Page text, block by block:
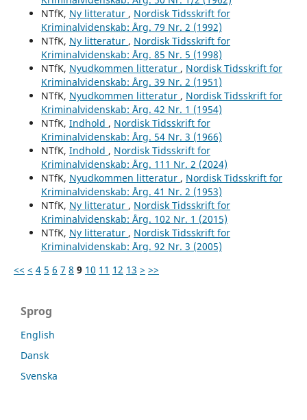
NTfK, Ny litteratur , Nordisk Tidsskrift for
Kriminalvidenskab: Årg. 79 Nr. 2 (1992)
NTfK, Ny litteratur , Nordisk Tidsskrift for
Kriminalvidenskab: Årg. 85 Nr. 5 (1998)
NTfK, Nyudkommen litteratur , Nordisk Tidsskrift for
Kriminalvidenskab: Årg. 39 Nr. 2 (1951)
NTfK, Nyudkommen litteratur , Nordisk Tidsskrift for
Kriminalvidenskab: Årg. 42 Nr. 1 (1954)
NTfK, Indhold , Nordisk Tidsskrift for
Kriminalvidenskab: Årg. 54 Nr. 3 (1966)
NTfK, Indhold , Nordisk Tidsskrift for
Kriminalvidenskab: Årg. 111 Nr. 2 (2024)
NTfK, Nyudkommen litteratur , Nordisk Tidsskrift for
Kriminalvidenskab: Årg. 41 Nr. 2 (1953)
NTfK, Ny litteratur , Nordisk Tidsskrift for
Kriminalvidenskab: Årg. 102 Nr. 1 (2015)
NTfK, Ny litteratur , Nordisk Tidsskrift for
Kriminalvidenskab: Årg. 92 Nr. 3 (2005)
<< < 4 5 6 7 8 9 10 11 12 13 > >>
Sprog
English
Dansk
Svenska